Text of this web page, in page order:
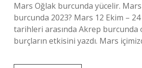
Mars Oğlak burcunda yücelir.
burcunda 2023? Mars 12 Ekim – 24
tarihleri ​​arasında Akrep burcunda
burçların etkisini yazdı. Mars